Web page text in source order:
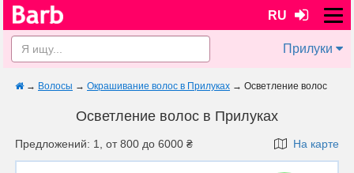
RU
Прилуки
→ Волосы → Окрашивание волос в Прилуках → Осветление волос
Осветление волос в Прилуках
Предложений: 1, от 800 до 6000 ₴ На карте